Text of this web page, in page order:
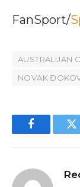
FanSport/
AUSTRALIJAN
NOVAK
Facebook